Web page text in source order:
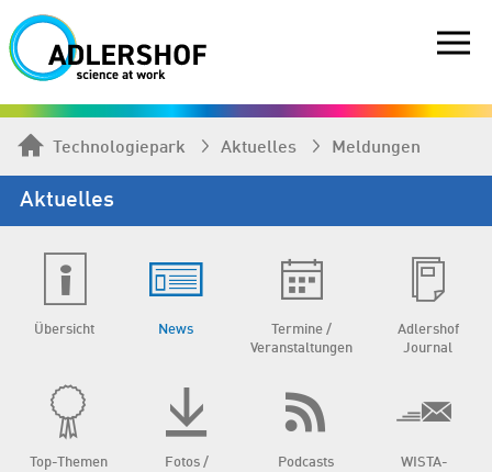
Technologiepark Aktuelles Meldungen
Aktuelles
Übersicht News
Termine /
Veranstaltungen
Adlershof
Journal
Top-Themen
Fotos /
Podcasts
WISTA-